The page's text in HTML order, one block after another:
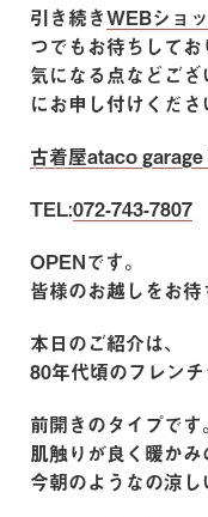
引き続きWEBショ
つでもお待ちしてお
気になる点などご
にお申し付けくださ
古着屋ataco
TEL:072-743-7807
OPENです。
皆様のお越しをお待
本日のご紹介は、
80年代頃のフレン
前開きのタイプです。
肌触りが良く暖かみ
今朝のようなの涼し